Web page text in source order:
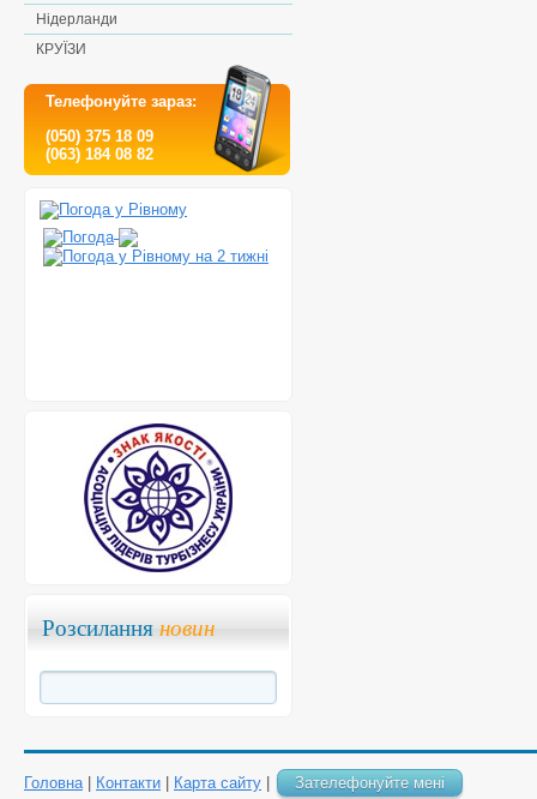
Нідерланди
КРУЇЗИ
Телефонуйте зараз:
(050) 375 18 09
(063) 184 08 82
Розсилання новин
Головна| Контакти Карта сайту Зателефонуйте мені